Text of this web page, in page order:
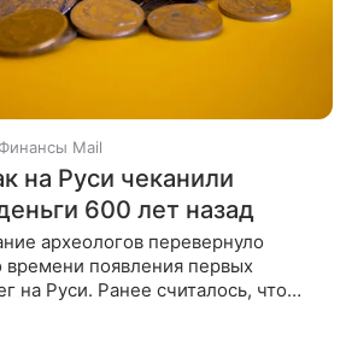
Финансы Mail
на Руси чеканили
600 лет назад
археологов перевернуло
времени появления первых
на Руси. Ранее считалось, что
академии